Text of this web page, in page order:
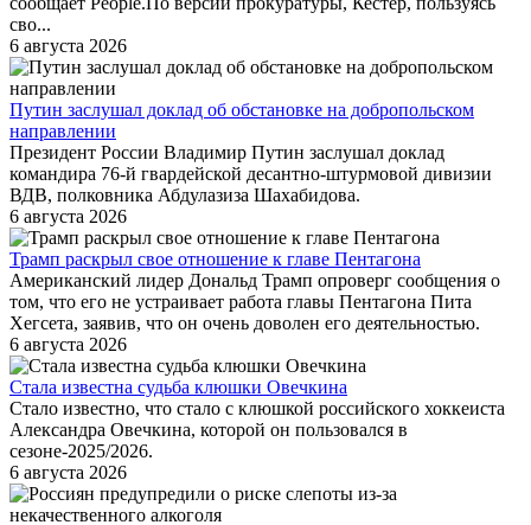
сво...
6 августа 2026
Путин заслушал доклад об обстановке на добропольском
направлении
Президент России Владимир Путин заслушал доклад
командира 76-й гвардейской десантно-штурмовой дивизии
ВДВ, полковника Абдулазиза Шахабидова.
6 августа 2026
Трамп раскрыл свое отношение к главе Пентагона
Американский лидер Дональд Трамп опроверг сообщения о
том, что его не устраивает работа главы Пентагона Пита
Хегсета, заявив, что он очень доволен его деятельностью.
6 августа 2026
Стала известна судьба клюшки Овечкина
Стало известно, что стало с клюшкой российского хоккеиста
Александра Овечкина, которой он пользовался в
сезоне-2025/2026.
6 августа 2026